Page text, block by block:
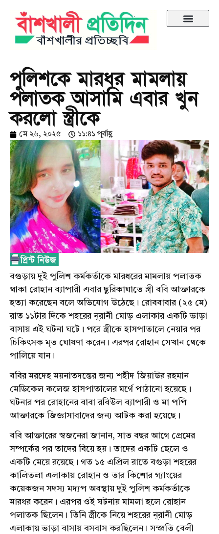
পুলিশকে মারধর মামলায়
পলাতক আসামি এবার খুন
করলো স্ত্রীকে
মে ২৬, ২০২৫ ১১:৪১ পূর্বাহ্ণ
বগুড়ায় দুই পুলিশ কর্মকর্তাকে মারধরের মামলায় পলাতক
থাকা রোহান ব্যাপারী এবার ছুরিকাঘাতে স্ত্রী ববি আক্তারকে
হত্যা করেছেন বলে অভিযোগ উঠেছে। রোববাবার (২৫ মে)
রাত ১১টার দিকে শহরের নূরানী মোড় এলাকার একটি ভাড়া
বাসায় এই ঘটনা ঘটে। পরে স্ত্রীকে হাসপাতালে নেয়ার পর
চিকিৎসক মৃত ঘোষণা করেন। এরপর রোহান সেখান থেকে
পালিয়ে যান।
ববির মরদেহ ময়নাতদন্তের জন্য শহীদ জিয়াউর রহমান
মেডিকেল কলেজ হাসপাতালের মর্গে পাঠানো হয়েছে।
ঘটনার পর রোহানের বাবা রবিউল ব্যাপারী ও মা পপি
আক্তারকে জিজ্ঞাসাবাদের জন্য আটক করা হয়েছে।
ববি আক্তারের স্বজনেরা জানান, সাত বছর আগে প্রেমের
সম্পর্কের পর তাদের বিয়ে হয়। তাদের একটি ছেলে ও
একটি মেয়ে রয়েছে। গত ১৫ এপ্রিল রাতে বগুড়া শহরের
কালিতলা এলাকায় রোহান ও তার কিশোর গ্যাংয়ের
কয়েকজন সদস্য মদ্যপ অবস্থায় দুই পুলিশ কর্মকর্তাকে
মারধর করেন। এরপর ওই ঘটনায় মামলা হলে রোহান
পলাতক ছিলেন। তিনি স্ত্রীকে নিয়ে শহরের নূরানী মোড়
এলাকায় ভাড়া বাসায় বসবাস করছিলেন। সম্প্রতি বেলী